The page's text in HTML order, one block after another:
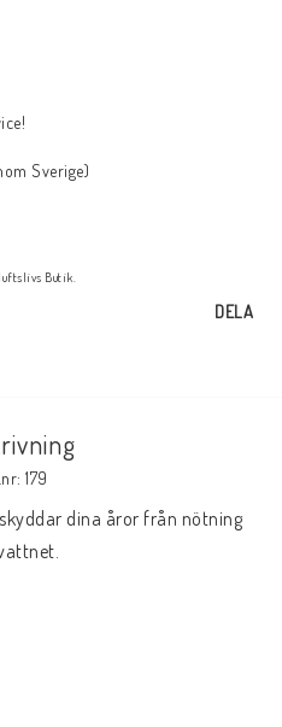
Sverige)
Butik.
DELA
179
dina åror från nötning